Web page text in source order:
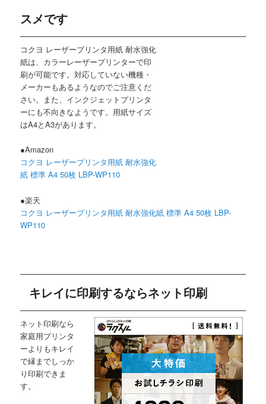
スメです
コクヨ レーザープリンタ用紙 耐水強化
紙は、カラーレーザープリンターで印
刷が可能です。対応していない機種・
メーカーもあるようなのでご注意くだ
さい。また、インクジェットプリンタ
ーにも不向きなようです。用紙サイズ
はA4とA3があります。
●Amazon
コクヨ レーザープリンタ用紙 耐水強化
紙 標準 A4 50枚 LBP-WP110
●楽天
コクヨ レーザープリンタ用紙 耐水強化紙 標準 A4 50枚 LBP-
WP110
キレイに印刷するならネット印刷
ネット印刷なら
家庭用プリンタ
ーよりもキレイ
で縁までしっか
り印刷できま
す。